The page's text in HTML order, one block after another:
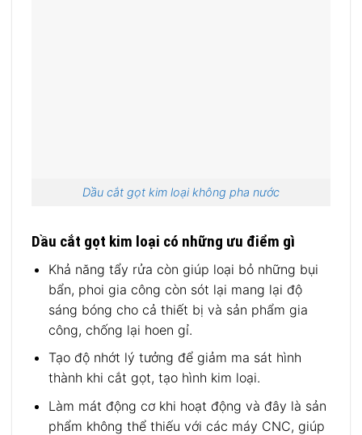
Dầu cắt gọt kim loại không pha nước
Dầu cắt gọt kim loại có những ưu điểm gì
Khả năng tẩy rửa còn giúp loại bỏ những bụi
bẩn, phoi gia công còn sót lại mang lại độ
sáng bóng cho cả thiết bị và sản phẩm gia
công, chống lại hoen gỉ.
Tạo độ nhớt lý tưởng để giảm ma sát hình
thành khi cắt gọt, tạo hình kim loại.
Làm mát động cơ khi hoạt động và đây là sản
phẩm không thể thiếu với các máy CNC, giúp